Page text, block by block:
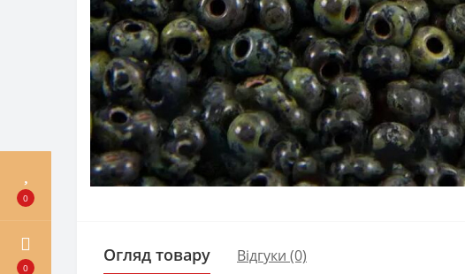
0
0
Огляд товару Відгуки (0)